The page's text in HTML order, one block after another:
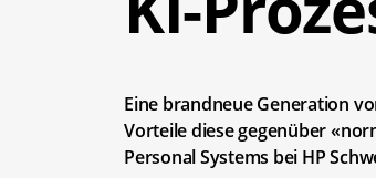
Eine brandneue Generation
Vorteile diese gegenüber
Personal Systems bei HP